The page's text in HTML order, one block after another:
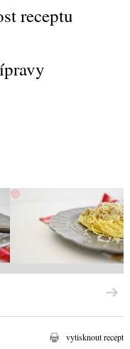
receptu
vytisknout recept